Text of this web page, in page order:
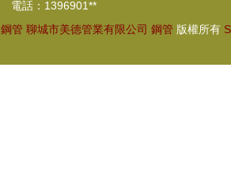
電話：1396901**
鋼管 聊城市美德管業有限公司 鋼管 版權所有